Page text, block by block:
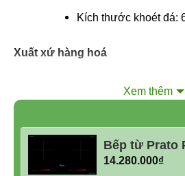
Kích thước khoét đá:
Xuất xứ hàng hoá
Made in Malaysia
Xem thêm
Bếp từ Prato
14.280.000₫